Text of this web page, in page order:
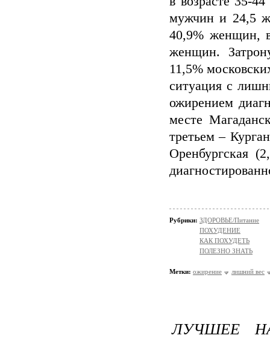
мужчин и 24,5
40,9% женщин,
женщин.
11,5%
ситуация с
ожирением
месте
третьем –
Оренбургская
Рубрики: ЗДОРОВЬЕ/Питание
ПОХУДЕНИЕ
КАК ПОХУДЕТЬ
ПОЛЕЗНО ЗНАТЬ
Метки: ожирение лишний вес
ЛУЧШЕЕ